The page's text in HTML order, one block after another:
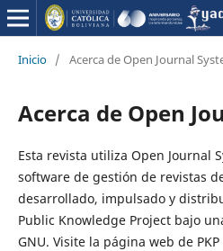
Inicio / Acerca de Open Journal
Acerca de Open
Esta revista utiliza Open Journal
software de gestión de revistas
desarrollado, impulsado y
Public Knowledge Project bajo
GNU. Visite la página web de